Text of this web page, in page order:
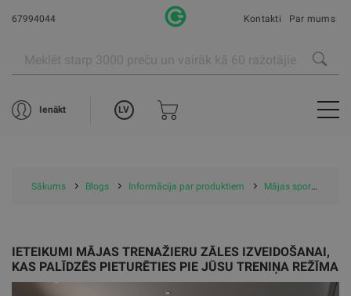
67994044 Kontakti Par mums
Ienākt LV
Sākums Blogs Informācija par produktiem Mājas sporta zāles iekārtošana
IETEIKUMI MĀJAS TRENAŽIERU ZĀLES IZVEIDOŠANAI,
KAS PALĪDZĒS PIETURĒTIES PIE JŪSU TRENIŅA REŽĪMA